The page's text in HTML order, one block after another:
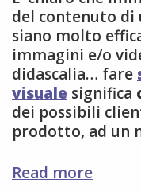
del contenuto di
siano molto
immagini e/o
didascalia… fare
visuale significa
dei possibili
prodotto, ad un
Read more5